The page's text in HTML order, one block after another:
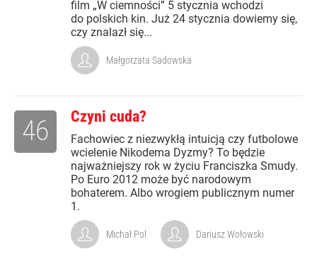
film „W ciemności” 5 stycznia wchodzi
do polskich kin. Już 24 stycznia dowiemy się,
czy znalazł się...
Małgorzata Sadowska
Czyni cuda?
Fachowiec z niezwykłą intuicją czy futbolowe
wcielenie Nikodema Dyzmy? To będzie
najważniejszy rok w życiu Franciszka Smudy.
Po Euro 2012 może być narodowym
bohaterem. Albo wrogiem publicznym numer
1.
46
Michał Pol Dariusz Wołowski